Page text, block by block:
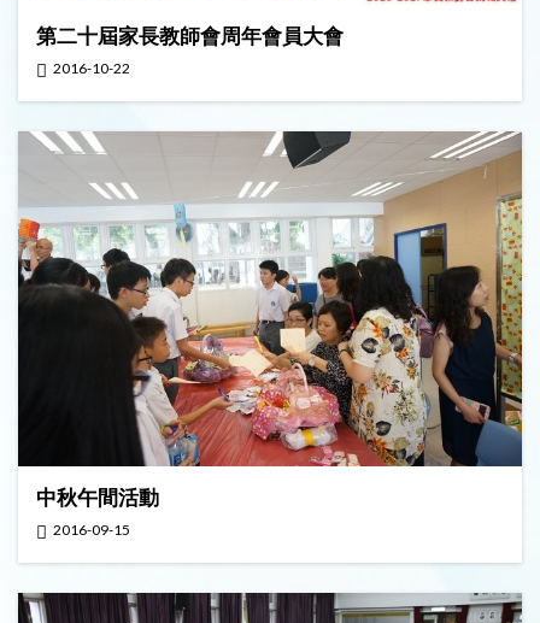
第二十屆家長教師會周年會員大會
2016-10-22
中秋午間活動
2016-09-15